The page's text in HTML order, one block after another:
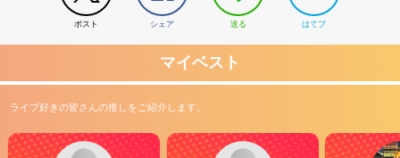
ポスト シェア 送る はてブ
マイベスト
ライブ好きの皆さんの推しをご紹介します。